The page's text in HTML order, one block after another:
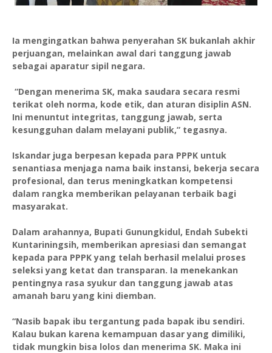
Ia mengingatkan bahwa penyerahan SK bukanlah akhir
perjuangan, melainkan awal dari tanggung jawab
sebagai aparatur sipil negara.
“Dengan menerima SK, maka saudara secara resmi
terikat oleh norma, kode etik, dan aturan disiplin ASN.
Ini menuntut integritas, tanggung jawab, serta
kesungguhan dalam melayani publik,” tegasnya.
Iskandar juga berpesan kepada para PPPK untuk
senantiasa menjaga nama baik instansi, bekerja secara
profesional, dan terus meningkatkan kompetensi
dalam rangka memberikan pelayanan terbaik bagi
masyarakat.
Dalam arahannya, Bupati Gunungkidul, Endah Subekti
Kuntariningsih, memberikan apresiasi dan semangat
kepada para PPPK yang telah berhasil melalui proses
seleksi yang ketat dan transparan. Ia menekankan
pentingnya rasa syukur dan tanggung jawab atas
amanah baru yang kini diemban.
“Nasib bapak ibu tergantung pada bapak ibu sendiri.
Kalau bukan karena kemampuan dasar yang dimiliki,
tidak mungkin bisa lolos dan menerima SK. Maka ini